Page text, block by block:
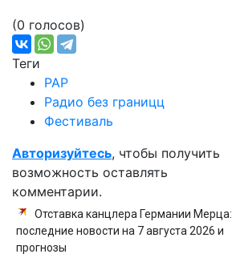
(0 голосов)
Теги
РАР
Радио без границц
Фестиваль
Авторизуйтесь, чтобы получить
возможность оставлять
комментарии.
Отставка канцлера Германии Мерца:
последние новости на 7 августа 2026 и
прогнозы